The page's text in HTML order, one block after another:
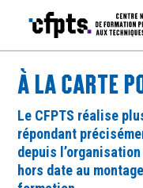
À LA CARTE
Le CFPTS réalise
répondant
depuis
hors date au